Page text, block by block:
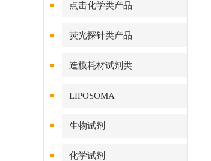
点击化学类产品
荧光探针类产品
造模耗材试剂类
LIPOSOMA
生物试剂
化学试剂